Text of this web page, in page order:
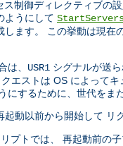
制御ディレクティブの
ようにして
ます。 この挙動は現在
は、 USR1 シグナルが送
エストは OS によって
にするために、世代をま
動以前から開始して リ
プトでは、 再起動前の